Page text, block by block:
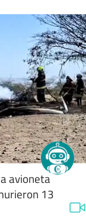
avioneta
13